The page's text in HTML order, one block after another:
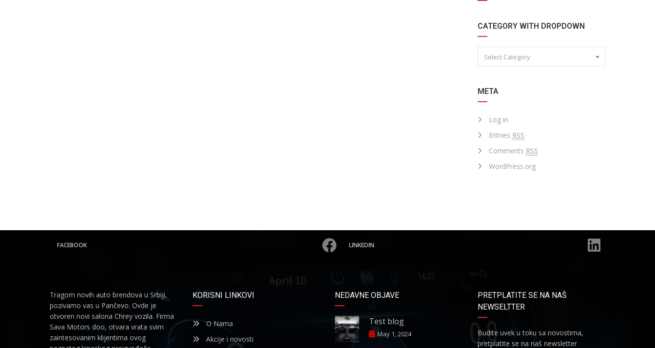
CATEGORY WITH DROPDOWN
Select Category
META
Log in
Entries RSS
Comments RSS
WordPress.org
FACEBOOK LINKEDIN
Tragom novih auto brendova u Srbiji,
pozivamo vas u Pančevo. Ovde je
otvoren novi salona Chrey vozila. Firma
Sava Motors doo, otvara vrata svim
zaintesovanim klijentima ovog
KORISNI LINKOVI
O Nama
Akcije i novosti
NEDAVNE OBJAVE
Test blog
May 1, 2024
PRETPLATITE SE NA NAŠ
NEWSELTTER
Budite uvek u toku sa novostima,
pretplatite se na naš newsletter